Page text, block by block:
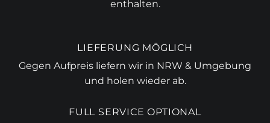
enthalten.
LIEFERUNG MÖGLICH
Gegen Aufpreis liefern wir in NRW & Umgebung
und holen wieder ab.
FULL SERVICE OPTIONAL